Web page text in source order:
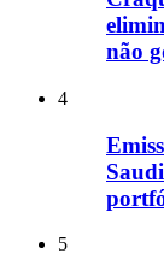
não
4
5